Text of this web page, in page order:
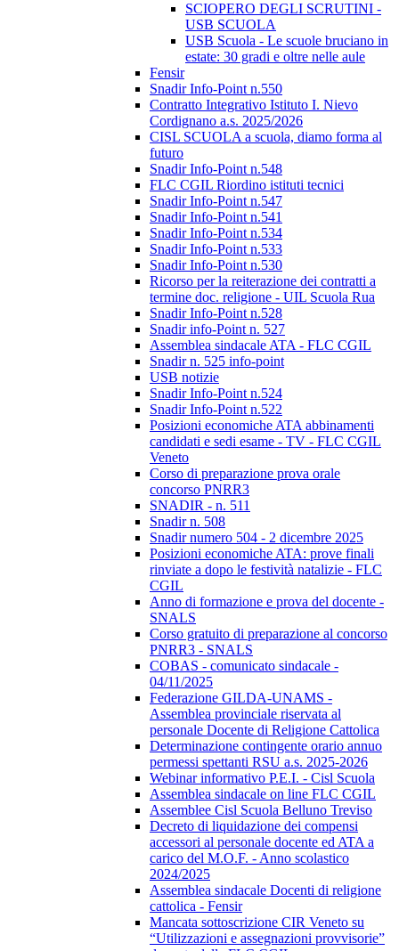
SCIOPERO DEGLI SCRUTINI -
USB SCUOLA
USB Scuola - Le scuole bruciano in
estate: 30 gradi e oltre nelle aule
Fensir
Snadir Info-Point n.550
Contratto Integrativo Istituto I. Nievo
Cordignano a.s. 2025/2026
CISL SCUOLA a scuola, diamo forma al
futuro
Snadir Info-Point n.548
FLC CGIL Riordino istituti tecnici
Snadir Info-Point n.547
Snadir Info-Point n.541
Snadir Info-Point n.534
Snadir Info-Point n.533
Snadir Info-Point n.530
Ricorso per la reiterazione dei contratti a
termine doc. religione - UIL Scuola Rua
Snadir Info-Point n.528
Snadir info-Point n. 527
Assemblea sindacale ATA - FLC CGIL
Snadir n. 525 info-point
USB notizie
Snadir Info-Point n.524
Snadir Info-Point n.522
Posizioni economiche ATA abbinamenti
candidati e sedi esame - TV - FLC CGIL
Veneto
Corso di preparazione prova orale
concorso PNRR3
SNADIR - n. 511
Snadir n. 508
Snadir numero 504 - 2 dicembre 2025
Posizioni economiche ATA: prove finali
rinviate a dopo le festività natalizie - FLC
CGIL
Anno di formazione e prova del docente -
SNALS
Corso gratuito di preparazione al concorso
PNRR3 - SNALS
COBAS - comunicato sindacale -
04/11/2025
Federazione GILDA-UNAMS -
Assemblea provinciale riservata al
personale Docente di Religione Cattolica
Determinazione contingente orario annuo
permessi spettanti RSU a.s. 2025-2026
Webinar informativo P.E.I. - Cisl Scuola
Assemblea sindacale on line FLC CGIL
Assemblee Cisl Scuola Belluno Treviso
Decreto di liquidazione dei compensi
accessori al personale docente ed ATA a
carico del M.O.F. - Anno scolastico
2024/2025
Assemblea sindacale Docenti di religione
cattolica - Fensir
Mancata sottoscrizione CIR Veneto su
“Utilizzazioni e assegnazioni provvisorie”